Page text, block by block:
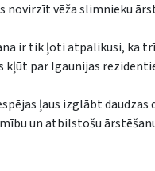
vēža slimnieku
ir tik ļoti atpalikusi, ka
par Igaunijas
ļaus izglābt daudzas
un atbilstošu